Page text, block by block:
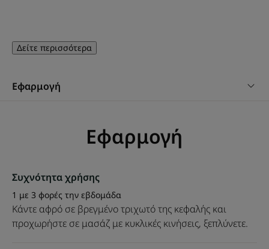
Το σαμπουάν ενισχύει την παραγωγή κερατίνης για να
•ΕΥΝΟΕΙ ΤΗΝ ΑΝΑΠΤΥΞΗ ΤΩΝ ΜΑΛΛΙΩΝ: αυτό το
σαμπουάν για την ανάπτυξη των μαλλιών κινητοποιεί το
ανάπτυξη των μαλλιών.
• Μακρύτερα, πιο λαμπερά μαλλιά: εμπλουτισμένα με
βιταμίνη Β8 και πρόπολη που ενισχύει την κερατίνη, τα
μαλλιά ενισχύονται και αναπτύσσονται ταχύτερα.
• Ανάλαφρη σύνθεση: ένα σαμπουάν για την ανάπτυξη
Δείτε περισσότερα
Εφαρμογή
Εφαρμογή
Συχνότητα χρήσης
1 με 3 φορές την εβδομάδα
Κάντε αφρό σε βρεγμένο τριχωτό της κεφαλής και
προχωρήστε σε μασάζ με κυκλικές κινήσεις, ξεπλύνετε.